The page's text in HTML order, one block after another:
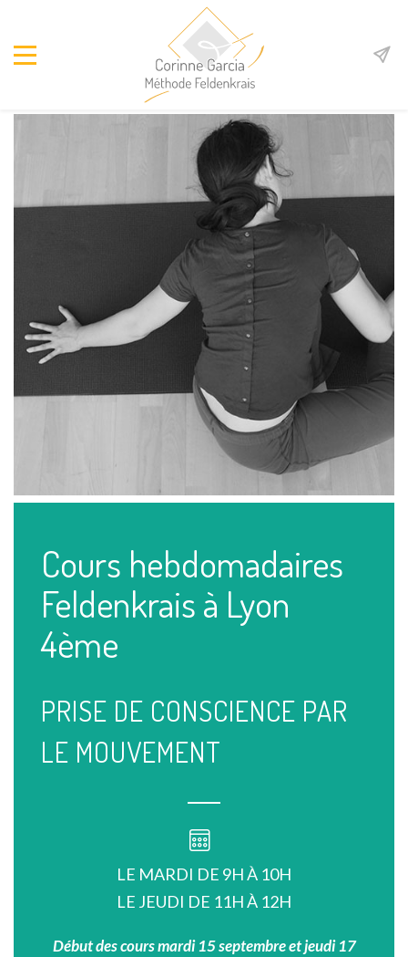
Cours hebdomadaires
Feldenkrais à Lyon
4ème
PRISE DE CONSCIENCE PAR
LE MOUVEMENT
LE MARDI DE 9H À 10H
LE JEUDI DE 11H À 12H
Début des cours mardi 15 septembre et jeudi 17